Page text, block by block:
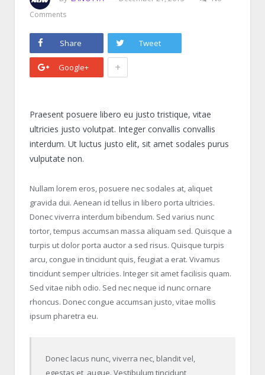
Comments
Share Tweet
Google+ +
Praesent posuere libero eu justo tristique, vitae
ultricies justo volutpat. Integer convallis convallis
interdum. Ut luctus justo elit, sit amet sodales purus
vulputate non.
Nullam lorem eros, posuere nec sodales at, aliquet
gravida dui. Aenean id tellus in libero porta ultricies.
Donec viverra interdum bibendum. Sed varius nunc
tortor, tempus accumsan massa aliquam sed. Quisque a
turpis ut dolor porta auctor a sed risus. Quisque turpis
arcu, congue in tincidunt quis, feugiat a erat. Vivamus
tincidunt semper ultricies. Integer sit amet facilisis quam.
Sed vitae nibh odio. Sed nec neque id nunc ornare
rhoncus. Donec congue accumsan justo, vitae mollis
ipsum pharetra eu.
Donec lacus nunc, viverra nec, blandit vel,
egestas et, augue. Vestibulum tincidunt